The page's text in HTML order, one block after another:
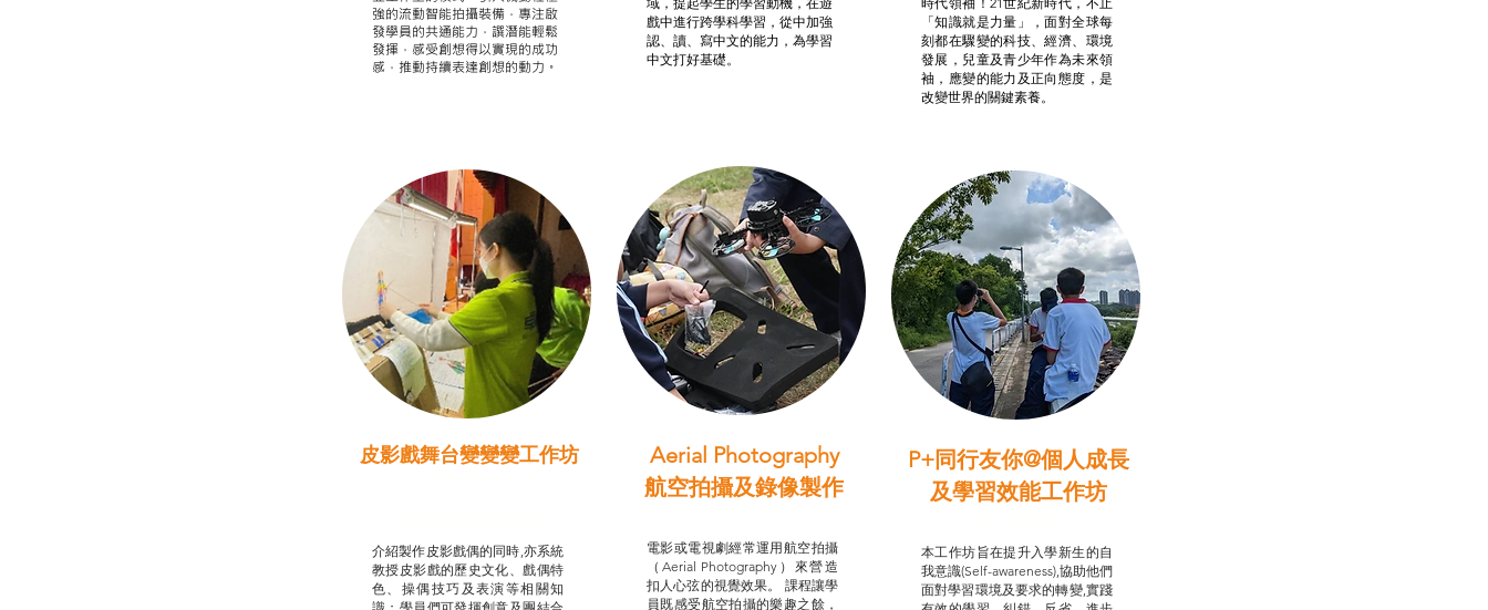
強的流動智能拍攝裝備，專注啟
發學員的共通能力，譔潛能輕鬆
發揮，感受創想得以實現的成功
感，推動持續表達創想的動力。
皮影戲舞台變變變工作坊
介紹製作皮影戲偶的同時,亦系統
教授皮影戲的歷史文化、戲偶特
色、操偶技巧及表演等相關知
戲中進行跨學科學習，從中加強
認、讀、寫中文的能力，為學習
中文打好基礎。
Aerial Photography
航空拍攝及錄像製作
電影或電視劇經常運用航空拍攝
（Aerial Photography）來營造
扣人心弦的視覺效果。 課程讓學
員既感受航空拍攝的樂趣之餘，
「知識就是力量」，面對全球每
刻都在驟變的科技、經濟、環境
發展，兒童及青少年作為未來領
袖，應變的能力及正向態度，是
改變世界的關鍵素養。
P+同行友你@個人成長
及學習效能工作坊
本工作坊旨在提升入學新生的自
我意識(Self-awareness),協助他們
面對學習環境及要求的轉變,實踐